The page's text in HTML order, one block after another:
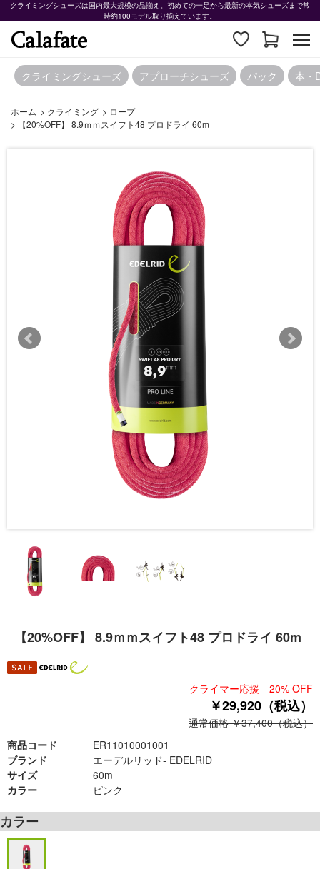
クライミングシューズは国内最大規模の品揃え。初めての一足から最新の本気シューズまで常
時約100モデル取り揃えています。
クライミングシューズ アプローチシューズ パック 本・
ホーム > クライミング > ロープ
>
【20%OFF】 8.9ｍｍスイフト48 プロドライ 60m
【20%OFF】 8.9ｍｍスイフト48 プロドライ 60m
クライマー応援 20% OFF
￥29,920（税込）
通常価格 ￥37,400（税込）
商品コード
ER11010001001
ブランド
エーデルリッド- EDELRID
サイズ
60m
カラー
ピンク
カラー